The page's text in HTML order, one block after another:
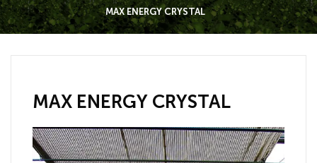
MAX ENERGY CRYSTAL
MAX ENERGY CRYSTAL